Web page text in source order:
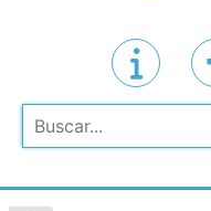
Pesquisar